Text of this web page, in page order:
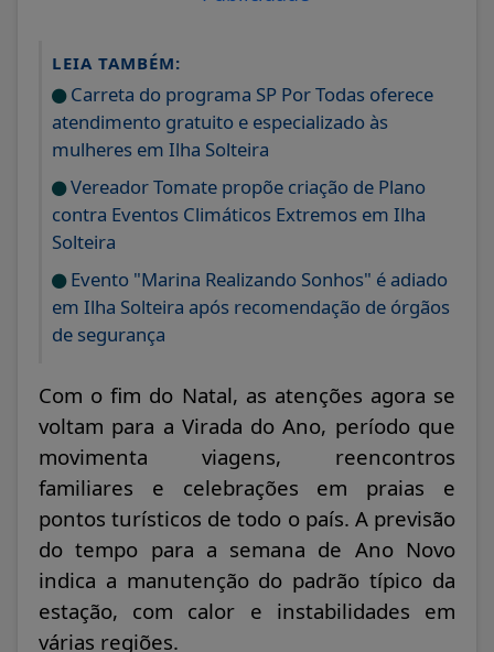
LEIA TAMBÉM:
Carreta do programa SP Por Todas oferece
atendimento gratuito e especializado às
mulheres em Ilha Solteira
Vereador Tomate propõe criação de Plano
contra Eventos Climáticos Extremos em Ilha
Solteira
Evento "Marina Realizando Sonhos" é adiado
em Ilha Solteira após recomendação de órgãos
de segurança
Com o fim do Natal, as atenções agora se
voltam para a Virada do Ano, período que
movimenta viagens, reencontros
familiares e celebrações em praias e
pontos turísticos de todo o país. A previsão
do tempo para a semana de Ano Novo
indica a manutenção do padrão típico da
estação, com calor e instabilidades em
várias regiões.